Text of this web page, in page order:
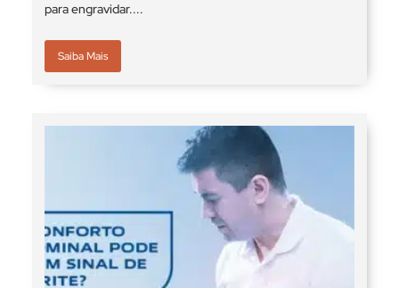
para engravidar....
Saiba Mais